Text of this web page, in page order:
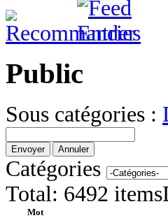
Public
Sous catégories :
Envoyer Annuler
Catégories
Total: 6492 items
Mot